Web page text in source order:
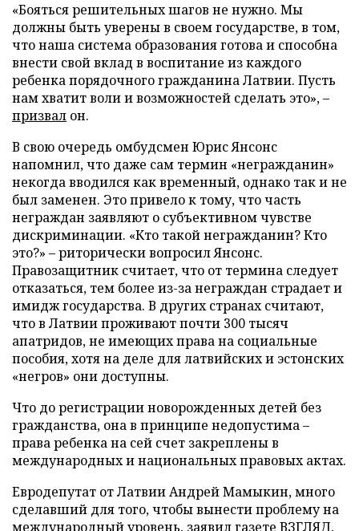
«Бояться решительных шагов не нужно. Мы
должны быть уверены в своем государстве, в том,
что наша система образования готова и способна
внести свой вклад в воспитание из каждого
ребенка порядочного гражданина Латвии. Пусть
нам хватит воли и возможностей сделать это», –
призвал он.
В свою очередь омбудсмен Юрис Янсонс
напомнил, что даже сам термин «негражданин»
некогда вводился как временный, однако так и не
был заменен. Это привело к тому, что часть
неграждан заявляют о субъективном чувстве
дискриминации. «Кто такой негражданин? Кто
это?» – риторически вопросил Янсонс.
Правозащитник считает, что от термина следует
отказаться, тем более из-за неграждан страдает и
имидж государства. В других странах считают,
что в Латвии проживают почти 300 тысяч
апатридов, не имеющих права на социальные
пособия, хотя на деле для латвийских и эстонских
«негров» они доступны.
Что до регистрации новорожденных детей без
гражданства, она в принципе недопустима –
права ребенка на сей счет закреплены в
международных и национальных правовых актах.
Евродепутат от Латвии Андрей Мамыкин, много
сделавший для того, чтобы вынести проблему на
международный уровень, заявил газете ВЗГЛЯД,